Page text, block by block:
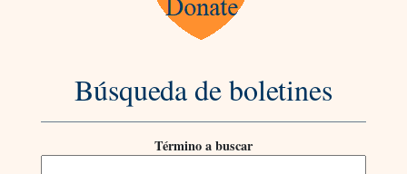
Búsqueda de boletines
Término a buscar